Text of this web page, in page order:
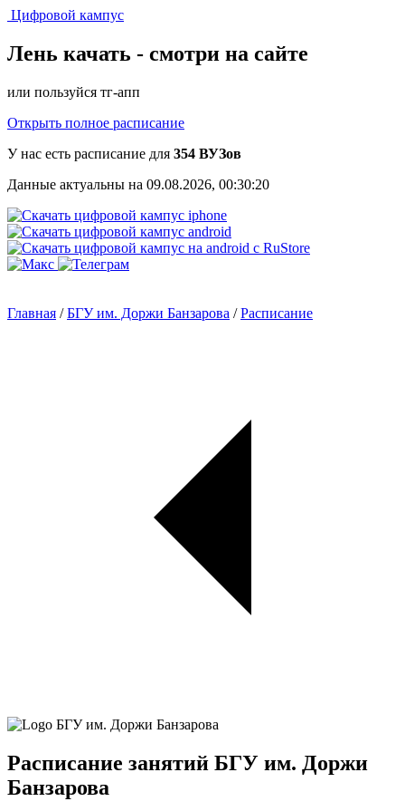
Цифровой кампус
Лень качать - смотри на сайте
или пользуйся тг-апп
Открыть полное расписание
У нас есть расписание для 354 ВУЗов
Данные актуальны на 09.08.2026, 00:30:20
Главная /БГУ им. Доржи Банзарова /Расписание
Расписание занятий БГУ им. Доржи
Банзарова